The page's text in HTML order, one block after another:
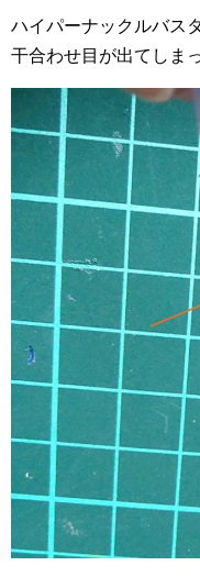
ハイパーナックルバス
干合わせ目が出てしま